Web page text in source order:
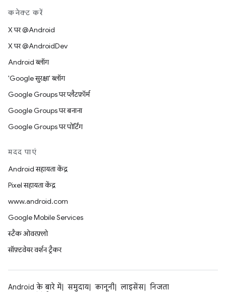
कनेक्ट करें
X पर @Android
X पर @AndroidDev
Android ब्लॉग
'Google सुरक्षा' ब्लॉग
Google Groups पर प्लैटफ़ॉर्म
Google Groups पर बनाना
Google Groups पर पोर्टिंग
मदद पाएं
Android सहायता केंद्र
Pixel सहायता केंद्र
www.android.com
Google Mobile Services
स्टैक ओवरफ़्लो
सॉफ़्टवेयर वर्शन ट्रैकर
Android के बारे में समुदाय कानूनी लाइसेंस
निजता